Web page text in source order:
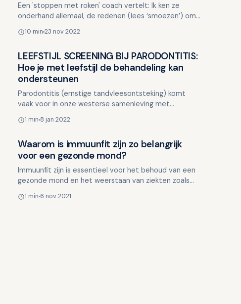
Een 'stoppen met roken' coach vertelt: Ik ken ze
onderhand allemaal, de redenen (lees ‘smoezen’) om
ban…
10 min23 nov 2022
Lifestyle en mondgezondheid
LEEFSTIJL SCREENING BIJ PARODONTITIS:
Hoe je met leefstijl de behandeling kan
ondersteunen
Parodontitis (ernstige tandvleesontsteking) komt
vaak voor in onze westerse samenleving met
welvaartsziekte…
1 min 8 jan 2022
Lifestyle en mondgezondheid
Waarom is immuunfit zijn zo belangrijk
voor een gezonde mond?
Immuunfit zijn is essentieel voor het behoud van een
gezonde mond en het weerstaan van ziekten zoals
speelt een …
1 min 6 nov 2021